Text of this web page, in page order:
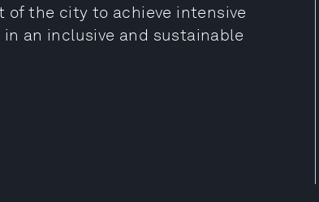
the city to achieve intensive
an inclusive and sustainable